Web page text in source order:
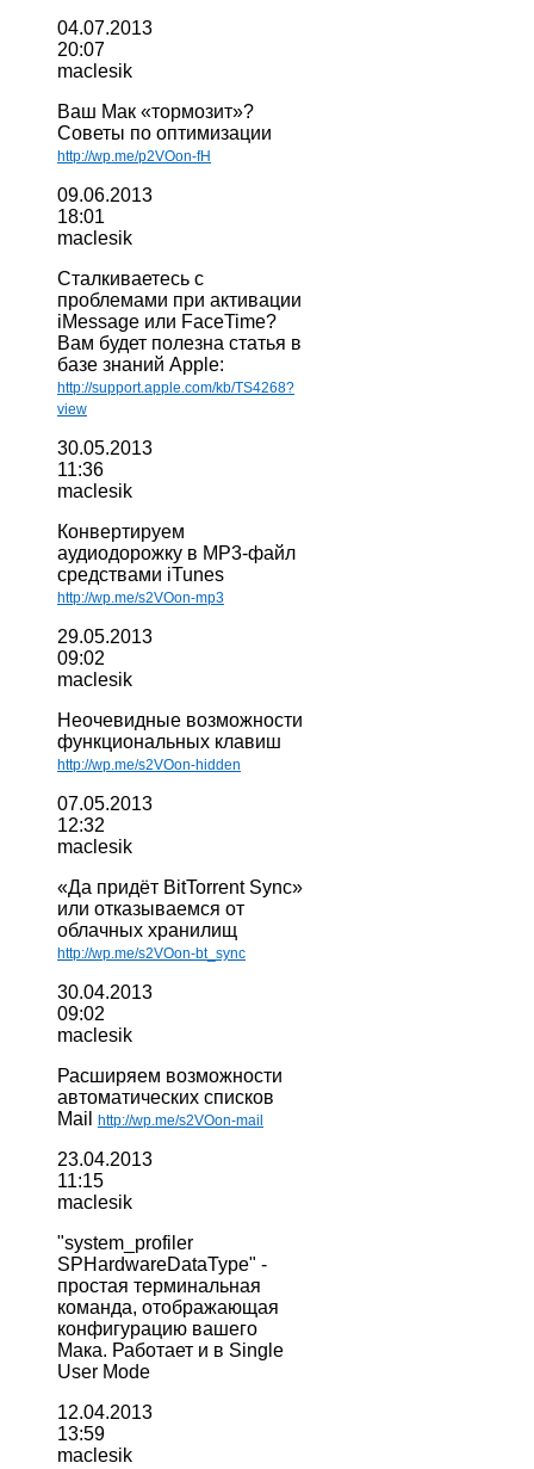
04.07.2013
20:07
maclesik
Ваш Мак «тормозит»?
Советы по оптимизации
http://wp.me/p2VOon-fH
09.06.2013
18:01
maclesik
Сталкиваетесь с
проблемами при активации
iMessage или FaceTime?
Вам будет полезна статья в
базе знаний Apple:
http://support.apple.com/kb/TS4268?
view
30.05.2013
11:36
maclesik
Конвертируем
аудиодорожку в MP3-файл
средствами iTunes
http://wp.me/s2VOon-mp3
29.05.2013
09:02
maclesik
Неочевидные возможности
функциональных клавиш
http://wp.me/s2VOon-hidden
07.05.2013
12:32
maclesik
«Да придёт BitTorrent Sync»
или отказываемся от
облачных хранилищ
http://wp.me/s2VOon-bt_sync
30.04.2013
09:02
maclesik
Расширяем возможности
автоматических списков
Mail
http://wp.me/s2VOon-mail
23.04.2013
11:15
maclesik
"system_profiler
SPHardwareDataType" -
простая терминальная
команда, отображающая
конфигурацию вашего
Мака. Работает и в Single
User Mode
12.04.2013
13:59
maclesik